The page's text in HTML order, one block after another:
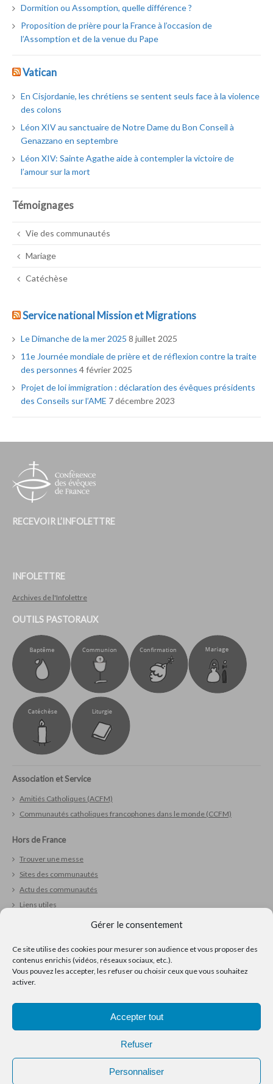
Gérer le consentement
Ce site utilise des cookies pour mesurer son audience et vous proposer des
contenus enrichis (vidéos, réseaux sociaux, etc.).
Vous pouvez les accepter, les refuser ou choisir ceux que vous souhaitez
activer.
Accepter tout
Refuser
Personnaliser
Dormition ou Assomption, quelle différence ?
Proposition de prière pour la France à l’occasion de
l’Assomption et de la venue du Pape
Vatican
En Cisjordanie, les chrétiens se sentent seuls face à la violence
des colons
Léon XIV au sanctuaire de Notre Dame du Bon Conseil à
Genazzano en septembre
Léon XIV: Sainte Agathe aide à contempler la victoire de
l’amour sur la mort
Témoignages
Vie des communautés
Mariage
Catéchèse
Service national Mission et Migrations
Le Dimanche de la mer 2025 8 juillet 2025
11e Journée mondiale de prière et de réflexion contre la traite
des personnes 4 février 2025
Projet de loi immigration : déclaration des évêques présidents
des Conseils sur l’AME 7 décembre 2023
RECEVOIR L’INFOLETTRE
INFOLETTRE
Archives de l'Infolettre
OUTILS PASTORAUX
Association et Service
Amitiés Catholiques (ACFM)
Communautés catholiques francophones dans le monde (CCFM)
Hors de France
Trouver une messe
Sites des communautés
Actu des communautés
Liens utiles
Réfléchir
Prier
Ressources pour la pastorale